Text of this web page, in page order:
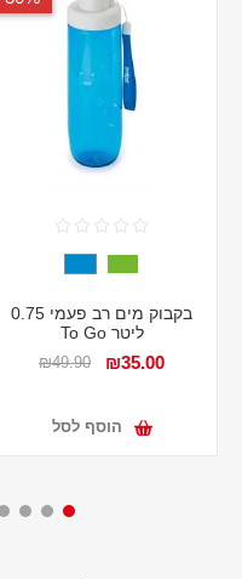
בקבוק מים רב פעמי 0.75
ליטר To Go
₪35.00
₪49.90
הוסף לסל